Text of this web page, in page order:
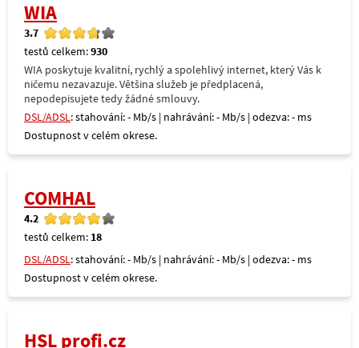
WIA
3.7
testů celkem:930
WIA poskytuje kvalitní, rychlý a spolehlivý internet, který Vás k
ničemu nezavazuje. Většina služeb je předplacená,
nepodepisujete tedy žádné smlouvy.
DSL/ADSL: stahování: - Mb/s | nahrávání: - Mb/s | odezva: - ms
Dostupnost v celém okrese.
COMHAL
4.2
testů celkem: 18
DSL/ADSL: stahování: - Mb/s | nahrávání: - Mb/s | odezva: - ms
Dostupnost v celém okrese.
HSL profi.cz